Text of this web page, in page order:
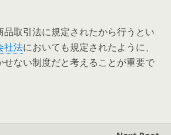
品取引法に規定されたから行うとい
社法においても規定されたように、
せない制度だと考えることが重要で